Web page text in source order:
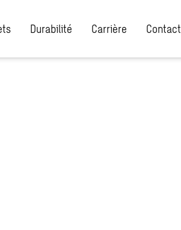
Durabilité Carrière Contact